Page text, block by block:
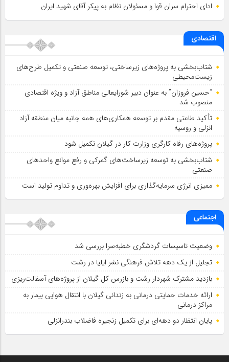
ادای احترام سران قوا و مسئولان نظام به پیکر آقای شهید ایران
اقتصادی
شتاب‌بخشی به پروژه‌های زیرساختی، توسعه صنعتی و تکمیل طرح‌های
زیست‌محیطی
“حسین فروزان” به عنوان دبیر شورایعالی مناطق آزاد و ویژه اقتصادی
منصوب شد
تأكید طاعتی مقدم بر توسعه همكاری‌های همه جانبه میان منطقه آزاد
انزلی و روسیه
پروژه‌های رفاه کارگری وزارت کار در گیلان تکمیل شود
شتاب‌بخشی به توسعه زیرساخت‌های گمركی و رفع موانع واحدهای
صنعتی
ممیزی انرژی سرمایه‌گذاری برای افزایش بهره‌وری و تداوم تولید است
اجتماعی
وضعیت تاسیسات گردشگری خطبه‌سرا بررسی شد
تجلیل از یک دهه تلاش فرهنگی نشر ایلیا در رشت
بازدید مشترک شهردار رشت و بازرس کل گیلان از پروژه‌های آسفالت‌ریزی
ارائه خدمات حمایتی درمانی به زندانی گیلان با انتقال هوایی بیمار به
مراکز درمانی
پایان انتظار دو دهه‌ای برای تکمیل زنجیره فاضلاب بندرانزلی